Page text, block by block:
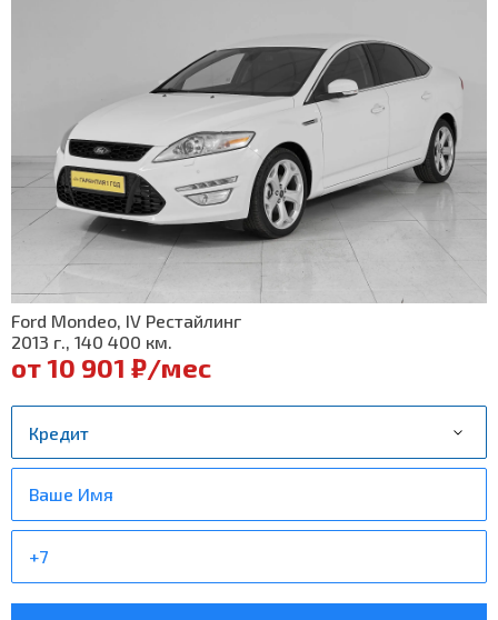
Ford Mondeo, IV Рестайлинг
2013 г., 140 400 км.
от 10 901 ₽/мес